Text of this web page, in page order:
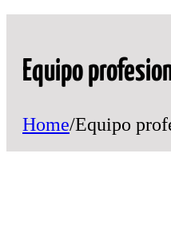
Equipo
Home/Equipo